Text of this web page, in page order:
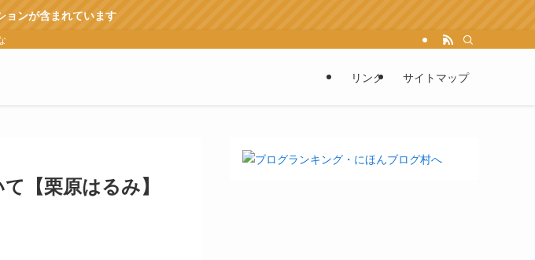
ョンが含まれています
をランキングなどでも紹介
リンク サイトマップ
【栗原はるみ】